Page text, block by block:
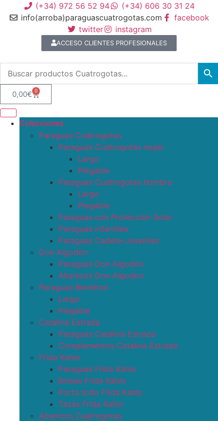
(+34) 972 56 52 94
(+34) 606 30 31 24
info(arroba)paraguascuatrogotas.com
facebook
twitter
instagram
ACCESO CLIENTES PROFESIONALES
0,00€ 0
Colecciones
Paraguas Cuatrogotas
Paraguas Cuatrogotas mujer
Largo
Plegable
Paraguas Cuatrogotas hombre
Largo
Plegable
Paraguas con Protección Solar
Paraguas infantiles
Paraguas Cadete-Juveniles
Don Algodón
Paraguas Don Algodón
Abanicos Don Algodon
Paraguas Benetton
Largo
Plegable
Catalina Estrada
Paraguas Catalina Estrada
Complementos Catalina Estrada
Frida Kahlo
Paraguas Frida Kahlo
Bolsas Frida Kahlo
Porta todo Frida Kahlo
Tazas Frida Kahlo
Abanicos Cuatrogotas